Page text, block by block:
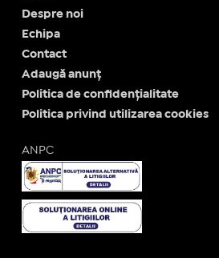
Despre noi
Echipa
Contact
Adaugă anunț
Politica de confidențialitate
Politica privind utilizarea cookies
ANPC